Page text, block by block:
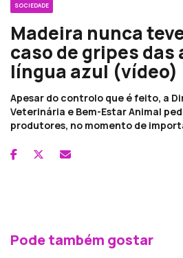
SOCIEDADE
Madeira nunca
caso de gripes das
língua azul (vídeo)
Apesar do controlo que é feito, a
Veterinária e Bem-Estar Animal
produtores, no momento de
Pode também gostar